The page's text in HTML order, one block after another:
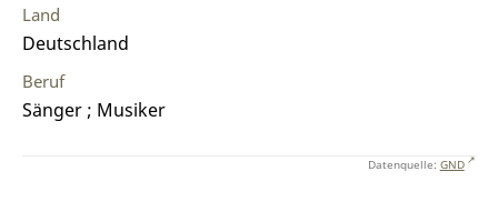
Land
Deutschland
Beruf
Sänger ; Musiker
Datenquelle: GND